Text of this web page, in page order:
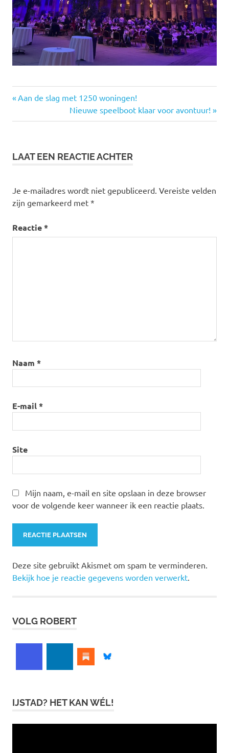
Bericht
navigatie
Vorige
Aan de slag met 1250 woningen!
Volgende
bericht:
Nieuwe speelboot klaar voor avontuur!
LAAT EEN REACTIE ACHTER
Je e-mailadres wordt niet gepubliceerd. Vereiste velden
zijn gemarkeerd met *
Reactie*
Naam *
E-mail*
Site
Mijn naam, e-mail en site opslaan in deze browser
voor de volgende keer wanneer ik een reactie plaats.
Deze site gebruikt Akismet om spam te verminderen.
Bekijk hoe je reactie gegevens worden verwerkt
VOLG ROBERT
IJSTAD? HET KAN WÉL!